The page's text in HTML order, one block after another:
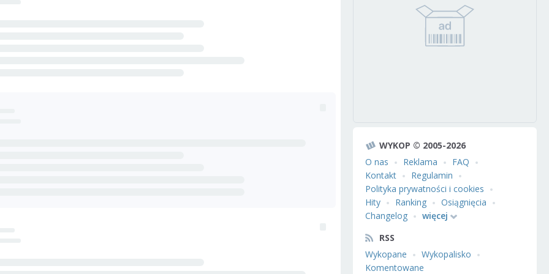
WYKOP © 2005-2026
O nas
Reklama
FAQ
Kontakt
Regulamin
Polityka prywatności i cookies
Hity
Ranking
Osiągnięcia
Changelog
więcej
RSS
Wykopane
Wykopalisko
Komentowane